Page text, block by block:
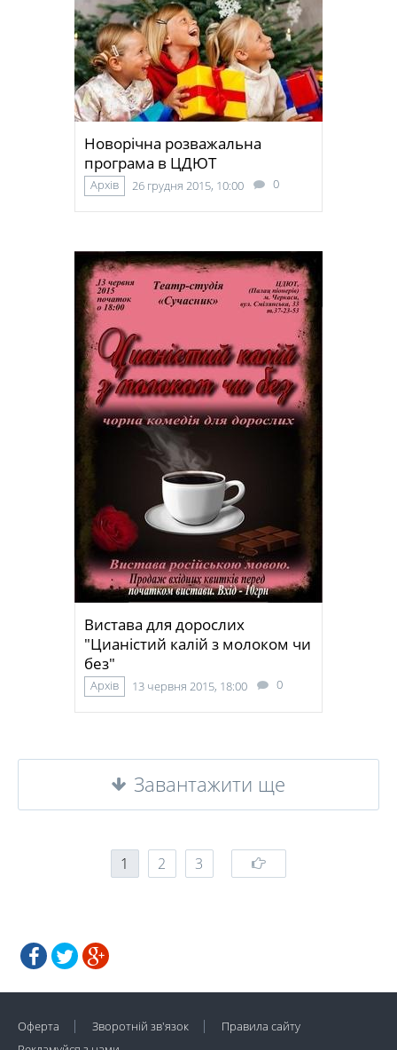
Новорічна розважальна
програма в ЦДЮТ
Архів 26 грудня 2015, 10:00 0
Вистава для дорослих
"Цианістий калій з молоком чи
без"
Архів 13 червня 2015, 18:00 0
Завантажити ще
1 2 3
Оферта Зворотній зв'язок
Правила сайту